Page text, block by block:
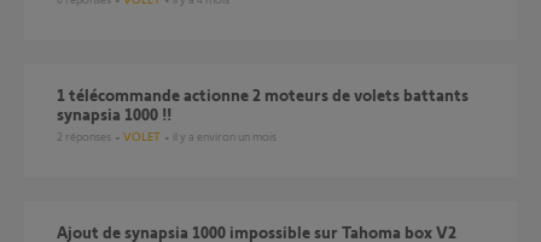
1 télécommande actionne 2 moteurs de volets battants
synapsia 1000 !!
2 réponses VOLET il y a environ un mois
Ajout de synapsia 1000 impossible sur Tahoma box V2